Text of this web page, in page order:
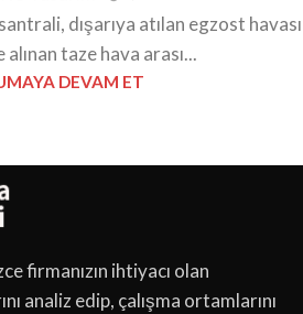
dışarıya atılan egzost havası
taze hava arası...
DEVAM ET
firmanızın ihtiyacı olan
analiz edip, çalışma ortamlarını